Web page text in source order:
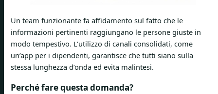
Un team funzionante fa affidamento sul fatto che le
informazioni pertinenti raggiungano le persone giuste in
modo tempestivo. L’utilizzo di canali consolidati, come
un’app per i dipendenti, garantisce che tutti siano sulla
stessa lunghezza d’onda ed evita malintesi.
Perché fare questa domanda?